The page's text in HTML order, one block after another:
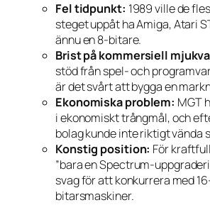
Fel tidpunkt: 1989 ville de
steget uppåt ha Amiga, Atari
ännu en 8-bitare.
Brist på kommersiell
stöd från spel- och
är det svårt att bygga en
Ekonomiska problem: MGT
i ekonomiskt trångmål, och
bolag kunde inte riktigt vända
Konstig position: För
”bara en Spectrum-
svag för att konkurrera med
bitarsmaskiner.